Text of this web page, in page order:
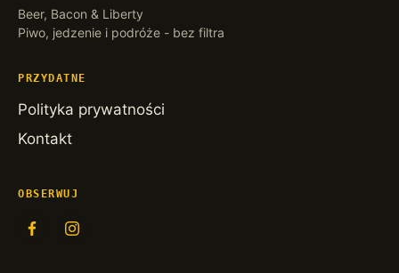
Beer, Bacon & Liberty
Piwo, jedzenie i podróże - bez filtra
PRZYDATNE
Polityka prywatności
Kontakt
OBSERWUJ